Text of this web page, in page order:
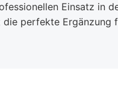
Einsatz in
perfekte Ergänzung